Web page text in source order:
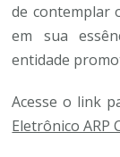
de contemplar
em sua
entidade
Acesse o link
Eletrônico ARP